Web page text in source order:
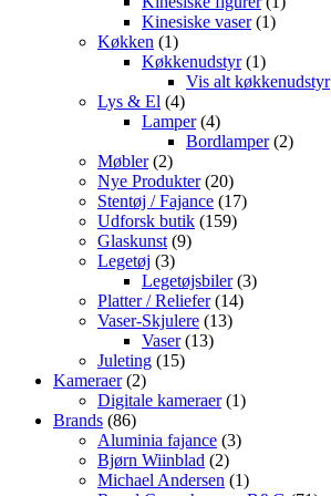
Kinesiske vaser 11
Køkken 11
vare
Køkkenudstyr 11
vare
Vis alt køkkenudstyr
Lys & El 44
varer
Lamper 44
varer
Bordlamper 22
Møbler 22
varer
Nye Produkter 2020
varer
Stentøj / Fajance 1717
Udforsk butik 159159
Glaskunst 99
Legetøj 33
varer
Legetøjsbiler 33
Platter / Reliefer 1414
Vaser-Skjulere 1313
Vaser 1313
Juleting 1515
Kameraer 22
varer
Digitale kameraer 11
Brands 8686
varer
Aluminia fajance 33
Bjørn Wiinblad 22
varer
Michael Andersen 11